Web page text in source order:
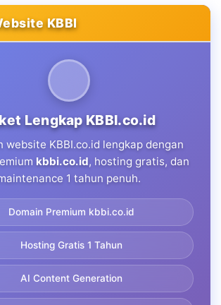
KBBI
Lengkap KBBI.co.id
website KBBI.co.id lengkap dengan
kbbi.co.id, hosting gratis, dan
1 tahun penuh.
Domain Premium kbbi.co.id
Hosting Gratis 1 Tahun
AI Content Generation